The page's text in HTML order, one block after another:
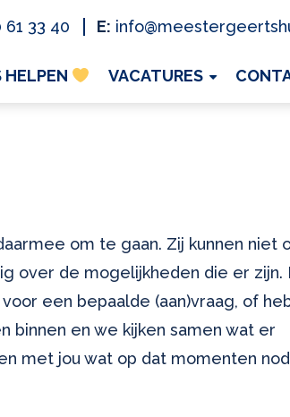
61 33 40 E:
HELPEN VACATURES
om te gaan. Zij kunnen niet
over de mogelijkheden die er zijn.
een bepaalde (aan)vraag, of
binnen en we kijken samen wat er
met jou wat op dat momenten